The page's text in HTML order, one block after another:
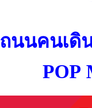
ถนนคนเดิ
POP